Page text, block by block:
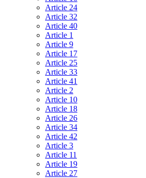
Article 24
Article 32
Article 40
Article 1
Article 9
Article 17
Article 25
Article 33
Article 41
Article 2
Article 10
Article 18
Article 26
Article 34
Article 42
Article 3
Article 11
Article 19
Article 27